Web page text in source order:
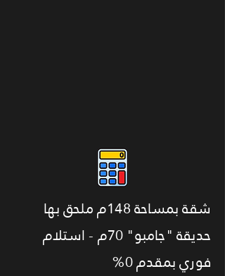
شقة بمساحة 148م ملحق بها
حديقة "جامبو" 70م - استلام
فوري بمقدم 0%